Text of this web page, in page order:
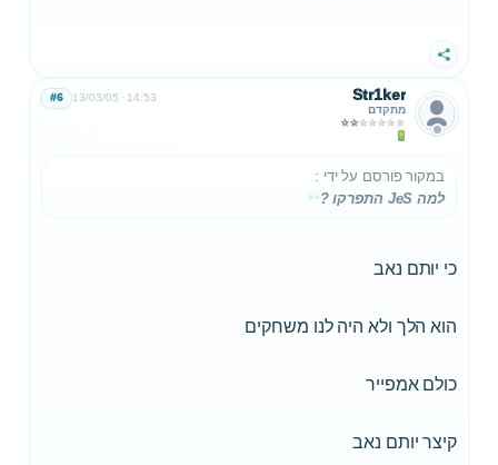
שתף
Str1ker
מתקדם
13/03/05 14:53
#6
במקור פורסם על ידי :
למה JeS התפרקו ?
כי יותם נאב
הוא הלך ולא היה לנו משחקים
כולם אמפייר
קיצר יותם נאב